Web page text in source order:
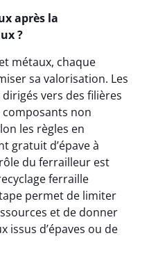
après la
?
métaux, chaque
sa valorisation. Les
vers des filières
composants non
les règles en
gratuit d’épave à
du ferrailleur est
ferraille
permet de limiter
et de donner
issus d’épaves ou de